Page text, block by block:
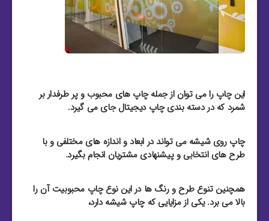
این چاپ را می توان از جمله چاپ های محبوب و پر طرفدار بر
شمرد که در دسته بندی چاپ دیجیتال جای می گیرد.
چاپ روی شیشه می تواند در ابعاد و اندازه های مختلفی و با
طرح های انتخابی و پیشنهادی مشتریان انجام بگیرد.
همچنین تنوع طرح و رنگ ها در این نوع چاپ محبوبیت آن را
بالا می برد. یکی از مزایایی که چاپ شیشه دارد،